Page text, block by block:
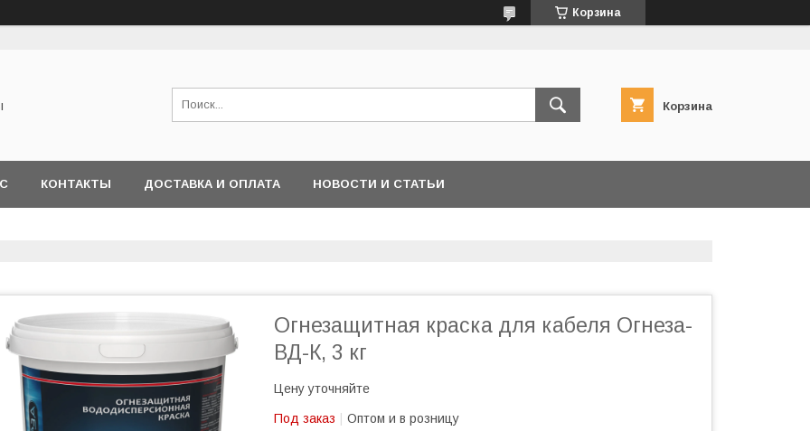
Корзина
Корзина
КОНТАКТЫ ДОСТАВКА И ОПЛАТА НОВОСТИ И СТАТЬИ
Огнезащитная краска для кабеля Огнеза-
ВД-К, 3 кг
Цену уточняйте
Под заказ
Оптом и в розницу